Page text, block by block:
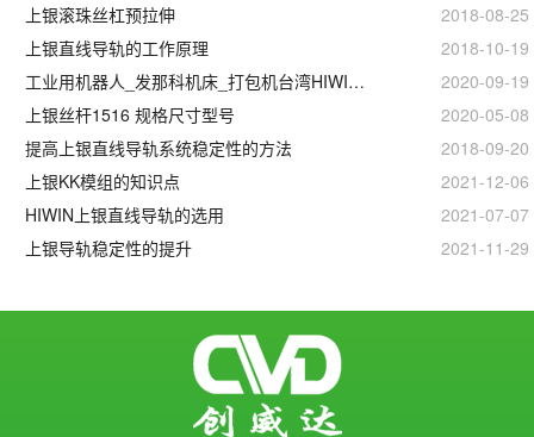
上银滚珠丝杠预拉伸
2018-08-25
上银直线导轨的工作原理
2018-10-19
工业用机器人_发那科机床_打包机台湾HIWIN上银滚珠丝杆
2020-09-19
上银丝杆1516 规格尺寸型号
2020-05-08
提高上银直线导轨系统稳定性的方法
2018-09-20
上银KK模组的知识点
2021-12-06
HIWIN上银直线导轨的选用
2021-07-07
上银导轨稳定性的提升
2021-11-29